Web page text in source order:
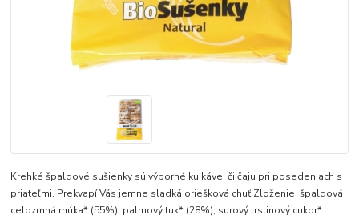
Krehké špaldové sušienky sú výborné ku káve, či čaju pri posedeniach s
priateľmi. Prekvapí Vás jemne sladká oriešková chuť!Zloženie: špaldová
celozrnná múka* (55%), palmový tuk* (28%), surový trstinový cukor*